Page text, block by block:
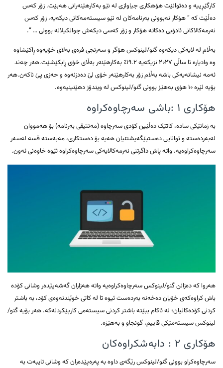
کارگێڕییە و دەتوانێت هۆهکاری جیاوازی لە نێو بەکارهێنەرانی هەبێت. زۆر کەس
دەڵێت کە ” هۆکار نەبوونی بەرنامەکان لە نێو سیستەمەکانی دیکەیە، زۆر کەس
نەرمەکالاکانی ئادۆبی دەکاتە هۆکار و زۆر کەسی دیکەش جوانکیلانە بوونی … “.
بەڵام لە لایەکی دیکەوە گنو/لینوکس هۆگر و سەرنجی فرەی بەلای خۆیەوە ڕاکێشاوە
وە وادیارە تا ساڵی ۲۰۲۷ نزیکەیە ۱۹.۲٪ بەکارهێنەر بەڵای خۆی ڕابکێشێت.هەر چەند
ئەمە نیشانەیەکی باشە بەڵام زۆر بەکارهێنەر خۆی لێ دەدزنەوە و حەزی پێ ناکەن.هەر
بۆیە لێرە ۱۰ هۆی بەهێز بوونی گنو/لینوکس لە ویندۆز دهێنینیەوە.
هۆکاری ۱ :‌باشی سەرچاوەکراوە
بە زمانێکی سادە، کاتێک دەڵێین کۆدی سەرچاوە (مەنتیقی بەرنامە) بۆ هەمووان
لەبەردەستە و توانایی دەستپێگەیشتنیان هەیە بۆ دەستکاری، مەبەستە قسە لەسەر
سەرچاوەکراوەیە. واتە پاش داگرتنی نەرمەکالایەکی سەرچاوەکراوە ئێوە خاوەنی ئەون.
هەروا کە دەزانن گنو/لینوکس سەرچاوەکراوەیە واتە هەزاران گەشەپێدەر وشانی کۆدە
باش کراوەکەی خۆیان دەخەنە بەردەست ئیوە تا لە کاتی خوێندنەوەی کۆد، بە باشتر
کردنی کۆدەکانیان؛ لە ئاکام ببێتە باشتر کردنی سیستەمی کارپێکردنەکە. هەر بۆیە گنو/
لینوکس سیستەمێکی قاییم، گونجاو و بەهێزە.
هۆکاری ۲ : دابەشکراوەکان
سەرچاوەکراو بوونی گنو/لینوکس رێگەی داوە بە پەرەپێدەران کە وشانی تایبەت بە